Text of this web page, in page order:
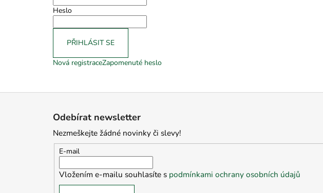
Heslo
PŘIHLÁSIT SE
Nová registraceZapomenuté heslo
Odebírat newsletter
Nezmeškejte žádné novinky či slevy!
E-mail
Vložením e-mailu souhlasíte s podmínkami ochrany osobních údajů